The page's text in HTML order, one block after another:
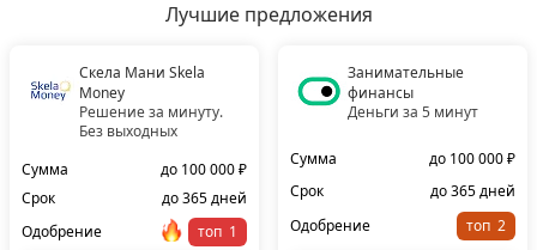
Лучшие предложения
Скела Мани Skela
Money
Решение за минуту.
Без выходных
Сумма
до 100 000 ₽
Срок
до 365 дней
Одобрение
топ
Занимательные
финансы
Деньги за 5 минут
Сумма
до 100 000 ₽
Срок
до 365 дней
Одобрение
топ